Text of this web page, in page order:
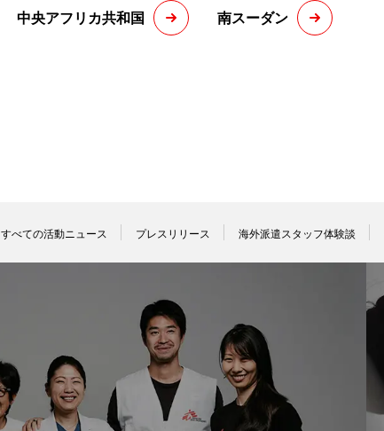
中央アフリカ共和国 南スーダン
すべての活動ニュース プレスリリース 海外派遣スタッフ体験談